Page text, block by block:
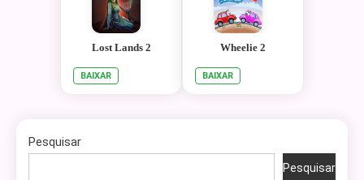
Lost Lands 2
BAIXAR
Wheelie 2
BAIXAR
Pesquisar
Pesquisar